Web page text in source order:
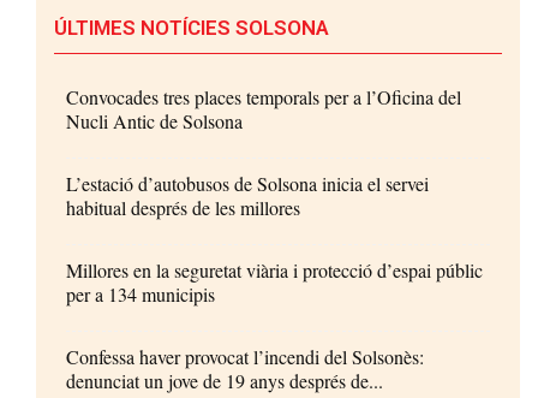
ÚLTIMES NOTÍCIES SOLSONA
Convocades tres places temporals per a l’Oficina del
Nucli Antic de Solsona
L’estació d’autobusos de Solsona inicia el servei
habitual després de les millores
Millores en la seguretat viària i protecció d’espai públic
per a 134 municipis
Confessa haver provocat l’incendi del Solsonès:
denunciat un jove de 19 anys després de...